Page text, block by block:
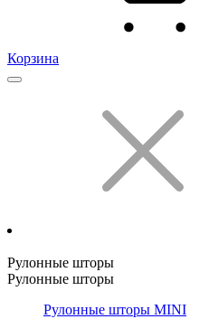
Корзина
Рулонные шторы
Рулонные шторы
Рулонные шторы MINI